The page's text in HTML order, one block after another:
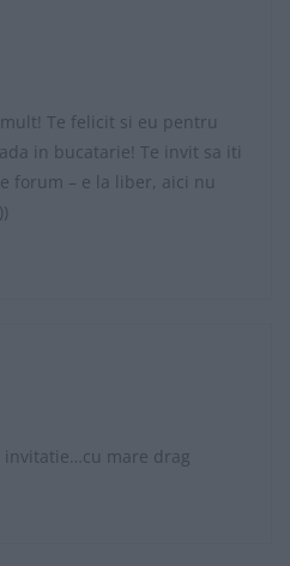
Te felicit si eu pentru
in bucatarie! Te invit sa iti
forum – e la liber, aici nu
mare drag